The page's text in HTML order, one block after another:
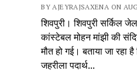
BY AJEYRAJSAXENA ON
शिवपुरी। शिवपुरी सर्किल
कांस्टेबल मोहन मांझी की
मौत हो गई। बताया जा रहा
जहरीला पदार्थ...